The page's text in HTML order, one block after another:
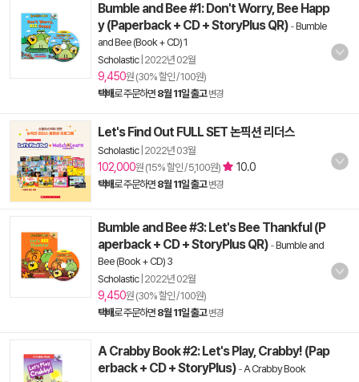
Bumble and Bee #1: Don't Worry, Bee Happ
y (Paperback + CD + StoryPlus QR) -Bumble
and Bee (Book + CD) 1
Scholastic| 2022년 02월
9,450원 (30% 할인 / 100원)
택배로 주문하면 8월 11일 출고 변경
Let's Find Out FULL SET 논픽션 리더스
Scholastic| 2022년 03월
102,000원 (15% 할인 / 5,100원) 10.0
택배로 주문하면 8월 11일 출고 변경
Bumble and Bee #3: Let's Bee Thankful (P
aperback + CD + StoryPlus QR) -Bumble and
Bee (Book + CD) 3
Scholastic| 2022년 02월
9,450원 (30% 할인 / 100원)
택배로 주문하면 8월 11일 출고 변경
A Crabby Book #2: Let's Play, Crabby! (Pap
erback + CD + StoryPlus) -A Crabby Book